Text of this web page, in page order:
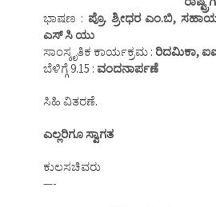
ಭಾಷಣ : ಪ್ರೊ. ಶ್ರೀಧರ ಎಂ.ಬಿ,
ಎಸ್ ಸಿ ಯು
ಸಾಂಸ್ಕೃತಿಕ ಕಾರ್ಯಕ್ರಮ : ರಿದಮಿಕಾ,
ಬೆಳಿಗ್ಗೆ 9.15 : ವಂದನಾರ್ಪಣೆ
ಸಿಹಿ ವಿತರಣೆ.
ಎಲ್ಲರಿಗೂ ಸ್ವಾಗತ
ಕುಲಸಚಿವರು
—-